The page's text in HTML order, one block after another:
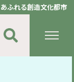
ふれる創造文化都市